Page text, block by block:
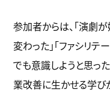
参加者からは、「演劇
変わった」「ファシリ
でも意識しようと思っ
業改善に生かせる学び